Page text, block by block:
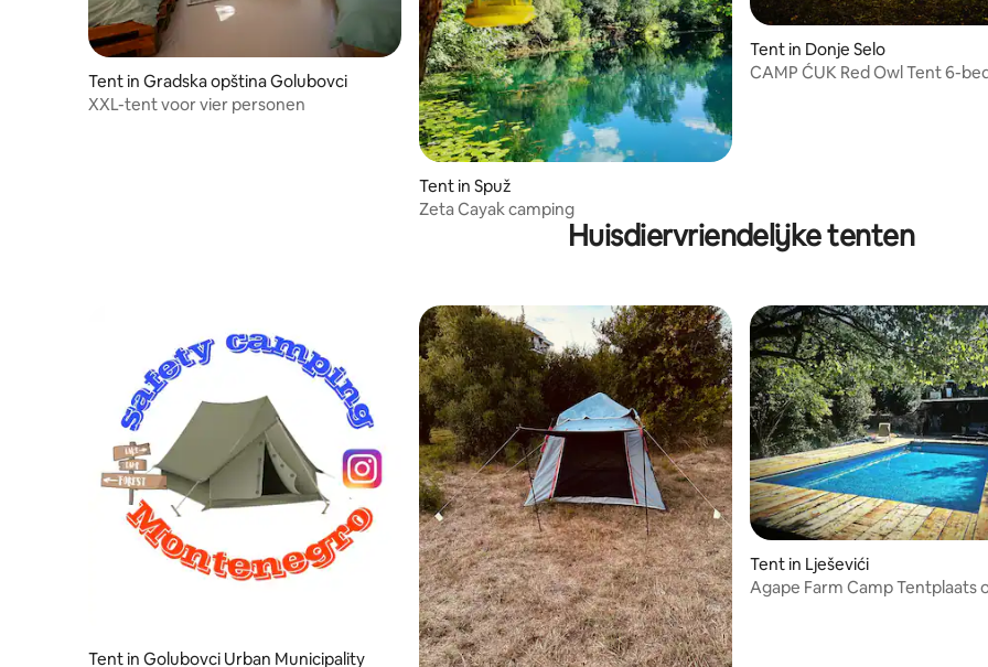
Tent in Gradska opština Golubovci
XXL-tent voor vier personen
Tent in Spuž
Zeta Cayak camping
Tent in Donje Selo
CAMP ĆUK Red Owl Tent 6-
Huisdiervriendelijke tenten
Tent in Golubovci Urban Municipality
Tent in Lješevići
Agape Farm Camp Tentplaats